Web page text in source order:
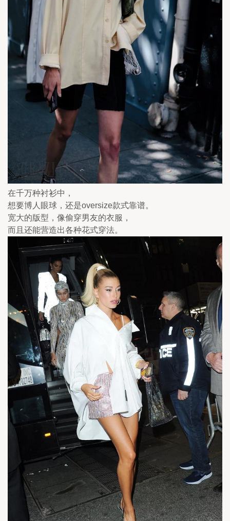
在千万种衬衫中，
想要博人眼球，还是oversize款式靠谱。
宽大的版型，像偷穿男友的衣服，
而且还能营造出各种花式穿法。